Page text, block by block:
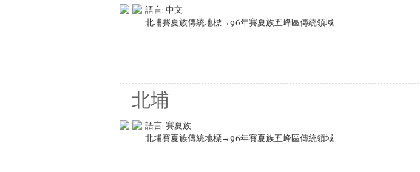
語言: 中文
北埔賽夏族傳統地標→96年賽夏族五峰區傳統領域
北埔
語言: 賽夏族
北埔賽夏族傳統地標→96年賽夏族五峰區傳統領域